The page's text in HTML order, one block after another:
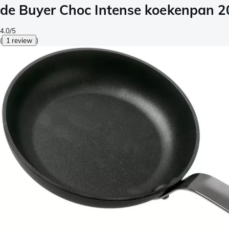
de Buyer Choc Intense koekenpan
4.0/5
( 1 review )